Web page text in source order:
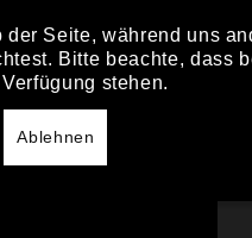
Seite, während uns
Bitte beachte, dass
stehen.
Ablehnen